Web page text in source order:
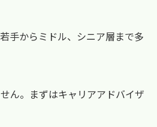
手からミドル、シニア層まで多
ん。まずはキャリアアドバイザ